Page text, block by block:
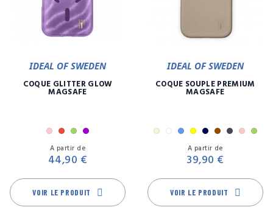
IDEAL OF SWEDEN
COQUE GLITTER GLOW
MAGSAFE
RoseRouge
VertViolet
A partir de
44,90 €
VOIR LE PRODUIT
IDEAL OF SWEDEN
COQUE SOUPLE PREMIUM
MAGSAFE
BeigeBlanc
BleuJauneMarine
Marron
NoirRoseVert
Violet
Lilas
A partir de
39,90 €
VOIR LE PRODUIT